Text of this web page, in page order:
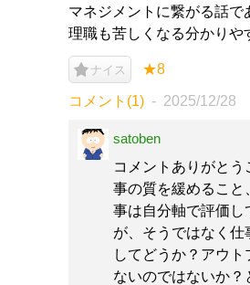
マネジメントに繋がる話で
理職も苦しくなる分かりや
ナイス ★8
コメント(1) 2025/12/28
satoben
コメントありがと
事の質を緩めること
事は自分軸で評価し
が、そうではなく仕
してどうか？アウ
ないのではないか